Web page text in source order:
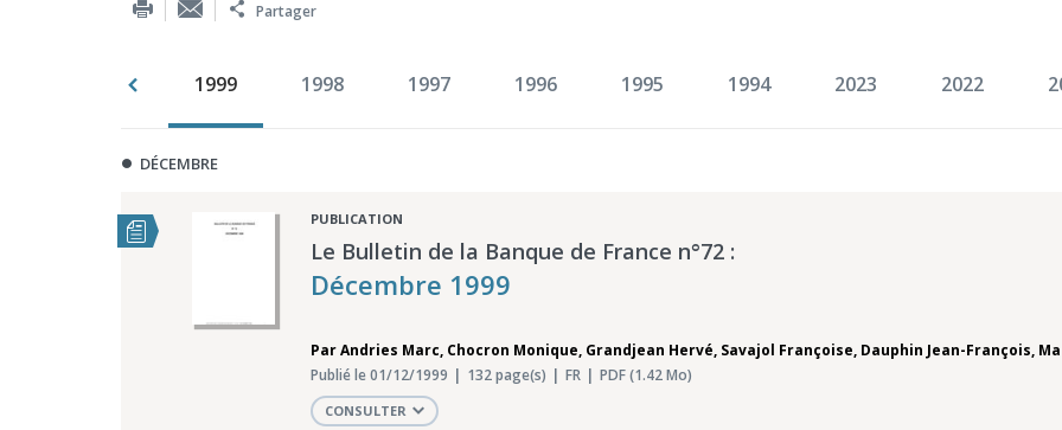
Partager
2000 1999 1998 1997 1996 1995 1994 2023 2022
DÉCEMBRE
PUBLICATION
Le Bulletin de la Banque de France n°72 :
Décembre 1999
ParAndries Marc, Chocron Monique, Grandjean Hervé, Savajol Françoise, Dauphin Jean-François,
Publié le 01/12/1999
132 page(s) FR PDF (1.42 Mo)
CONSULTER